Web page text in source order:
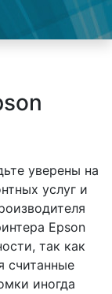
уверены на
услуг и
Epson
так как
считанные
иногда